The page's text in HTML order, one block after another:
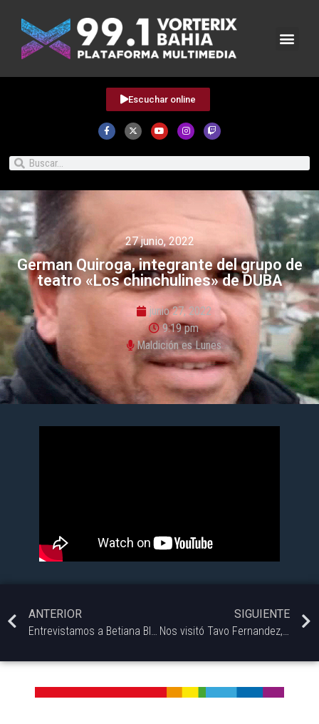
Escuchar online
27 junio, 2022
German Quiroga, integrante del grupo de
teatro «Los chinchulines» de DUBA
junio 27, 2022
9:19 pm
Maldición es Lunes
ANTERIOR
SIGUIENTE